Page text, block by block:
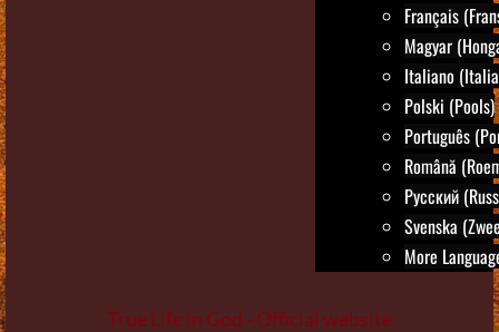
Français
Magyar
Italiano
Polski (Pools)
Português
Română
Русский
Svenska
More
True Life in God - Official website